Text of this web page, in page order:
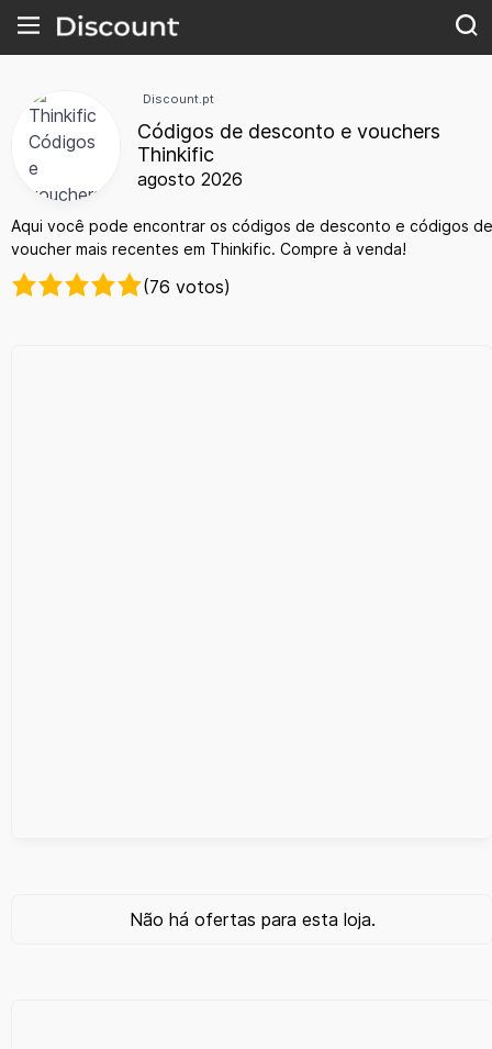
Discount.pt
Códigos de desconto e vouchers
Thinkific
agosto 2026
Aqui você pode encontrar os códigos de desconto e códigos de
voucher mais recentes em Thinkific. Compre à venda!
(76 votos)
Não há ofertas para esta loja.